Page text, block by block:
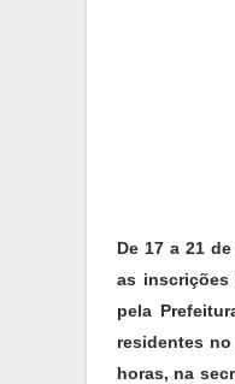
De 17 a 21
as
pela
residentes
horas, na